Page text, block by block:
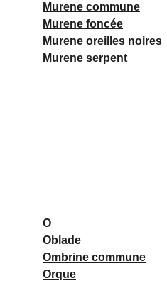
Murene commune
Murene foncée
Murene oreilles noires
Murene serpent
O
Oblade
Ombrine commune
Orque